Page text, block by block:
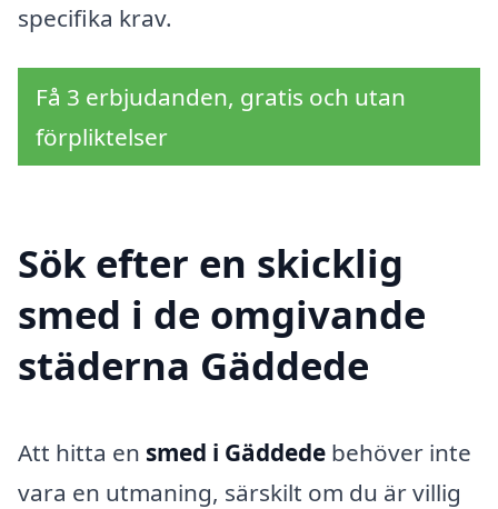
specifika krav.
Få 3 erbjudanden, gratis och utan
förpliktelser
Sök efter en skicklig
smed i de omgivande
städerna Gäddede
Att hitta en smed i Gäddede behöver inte
vara en utmaning, särskilt om du är villig